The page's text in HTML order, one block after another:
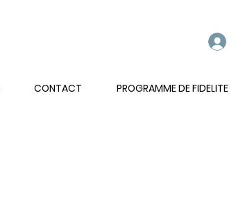
CONTACT PROGRAMME DE FIDELITE